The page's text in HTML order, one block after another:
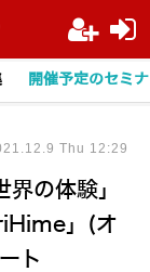
開催予定のセミ
の体験」
」(オ
ト
Thu 12:29